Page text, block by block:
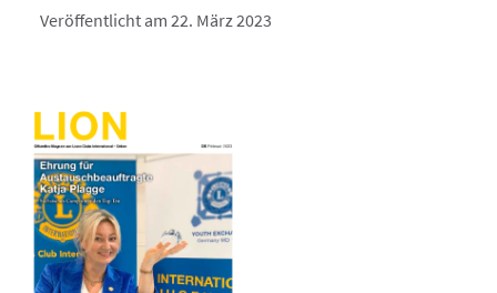
Veröffentlicht am 22. März 2023